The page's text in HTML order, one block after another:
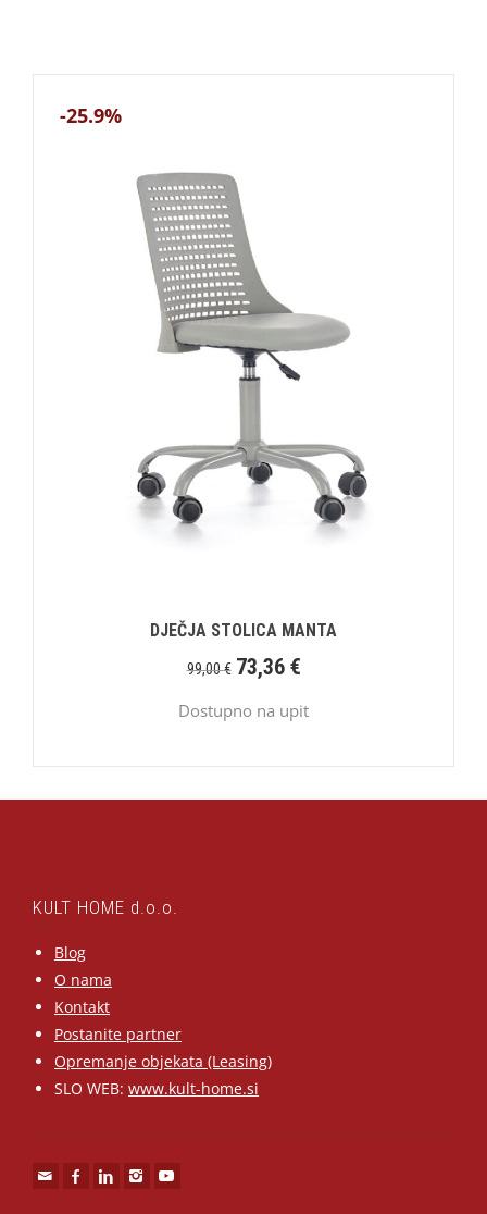
-25.9%
DJEČJA STOLICA MANTA
99,00€ 73,36 €
Dostupno na upit
KULT HOME d.o.o.
Blog
O nama
Kontakt
Postanite partner
Opremanje objekata (Leasing)
SLO WEB: www.kult-home.si